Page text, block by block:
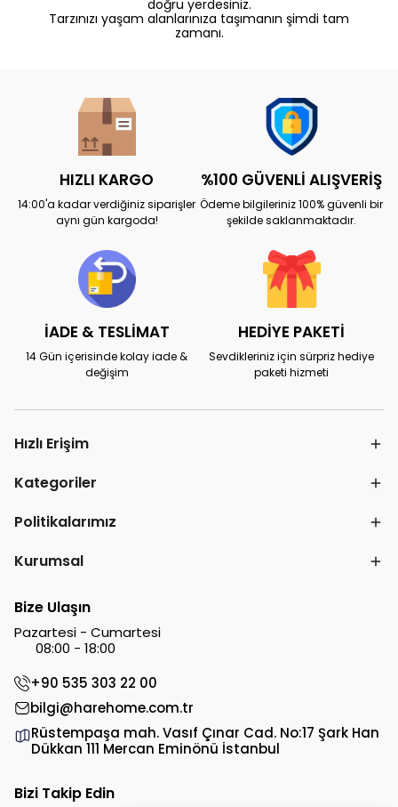
doğru yerdesiniz.
Tarzınızı yaşam alanlarınıza taşımanın şimdi tam
zamanı.
HIZLI KARGO
14:00'a kadar verdiğiniz siparişler
aynı gün kargoda!
%100 GÜVENLİ ALIŞVERİŞ
Ödeme bilgileriniz 100% güvenli bir
şekilde saklanmaktadır.
İADE & TESLİMAT
14 Gün içerisinde kolay iade &
değişim
HEDİYE PAKETİ
Sevdikleriniz için sürpriz hediye
paketi hizmeti
Hızlı Erişim
Kategoriler
Politikalarımız
Kurumsal
Bize Ulaşın
Pazartesi - Cumartesi
08:00 - 18:00
+90 535 303 22 00
bilgi@harehome.com.tr
Rüstempaşa mah. Vasıf Çınar Cad. No:17 Şark Han
Dükkan 111 Mercan Eminönü İstanbul
Bizi Takip Edin